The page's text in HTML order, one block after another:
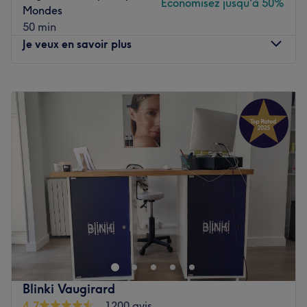
Mondes
50 min
Économisez jusqu'à 50%
Je veux en savoir plus
19:30
09:30–19:30
–19:30
Vendredi
09:30–
19:30
Samedi
09:30–19:15
Dimanche
09:00 16:45
BCBG est un centre de bien-être et d'esthétique situé
dans le 15ème arrondissement de Paris dans le quartier
de Cambronne, à deux pas du métro éponyme.
Ce centre de remise en forme offre un cadre moderne et
un décor empreint d’élégance. L'équipe de professionnels
Blinki Vaugirard